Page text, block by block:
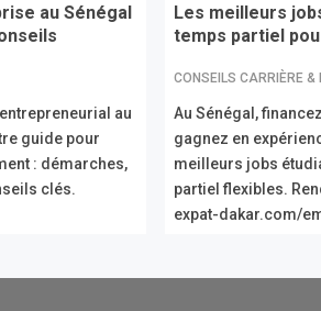
au Sénégal
au
guide pour
: démarches,
clés.
Les meilleurs
temps partiel
CONSEILS CARRIÈRE &
Au Sénégal,
gagnez en
meilleurs jobs
partiel flexibles.
expat-dakar.com/